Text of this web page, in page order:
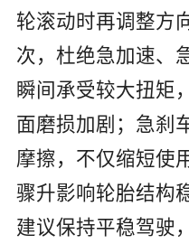
轮滚动时再调整方
次，杜绝急加速、
瞬间承受较大扭矩
面磨损加剧；急刹
摩擦，不仅缩短使
骤升影响轮胎结构
建议保持平稳驾驶